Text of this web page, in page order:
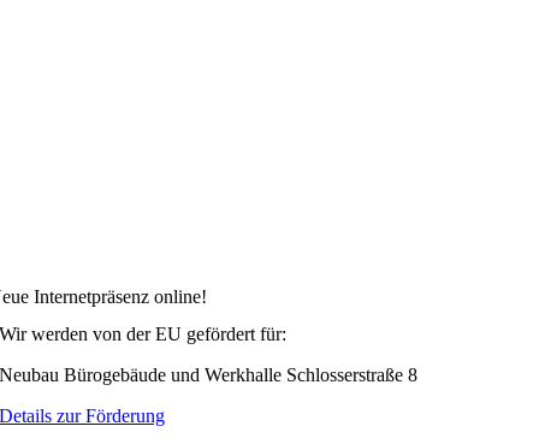
Internetpräsenz online!
Wir werden von der EU gefördert für:
Neubau Bürogebäude und Werkhalle Schlosserstraße 8
Details zur Förderung